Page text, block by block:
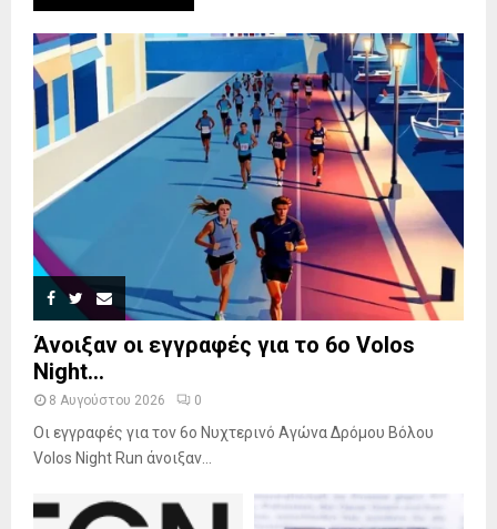
Άνοιξαν οι εγγραφές για το 6ο Volos
Night...
8 Αυγούστου 2026 0
Οι εγγραφές για τον 6ο Νυχτερινό Αγώνα Δρόμου Βόλου
Volos Night Run άνοιξαν...